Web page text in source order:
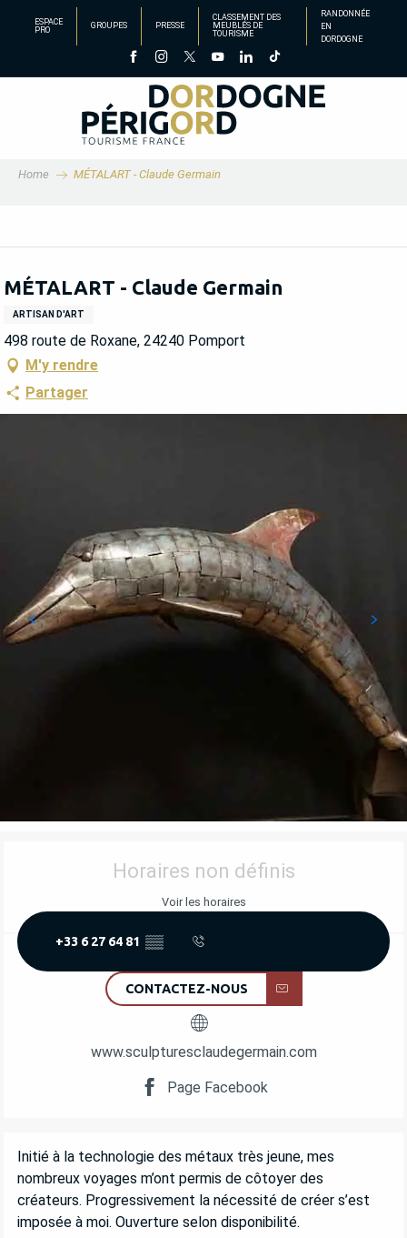
principal
ESPACE
PRO
GROUPES PRESSE
CLASSEMENT DES
MEUBLÉS DE
TOURISME
RANDONNÉE
EN
DORDOGNE
Home MÉTALART - Claude Germain
MÉTALART - Claude Germain
ARTISAN D'ART
498 route de Roxane, 24240 Pomport
M'y rendre
Partager
OUVERTURE ET COORDONNÉES
Horaires non définis
Voir les horaires
+33 6 27 64 81 ▒▒
CONTACTEZ-NOUS
www.sculpturesclaudegermain.com
Page Facebook
DESCRIPTION
Initié à la technologie des métaux très jeune, mes
nombreux voyages m’ont permis de côtoyer des
créateurs. Progressivement la nécessité de créer s’est
imposée à moi. Ouverture selon disponibilité.